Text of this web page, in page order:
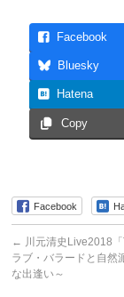
Facebook
Bluesky
Hatena
Copy
Facebook
←
川元清史Live2018
ラブ・バラードと自然
な出逢い～